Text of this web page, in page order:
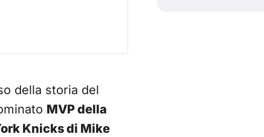
della storia del
MVP della
Knicks di Mike